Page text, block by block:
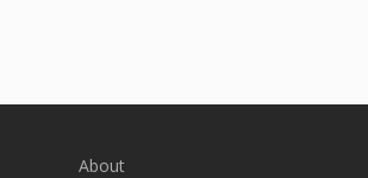
About